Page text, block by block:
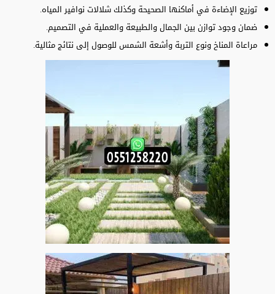
توزيع الإضاءة في أماكنها الصحيحة وكذلك شلالات نوافير المياه.
ضمان وجود توازن بين الجمال والطبيعة والعملية في التصميم.
مراعاة المناخ ونوع التربة وأشعة الشمس للوصول إلى نتائج مثالية.